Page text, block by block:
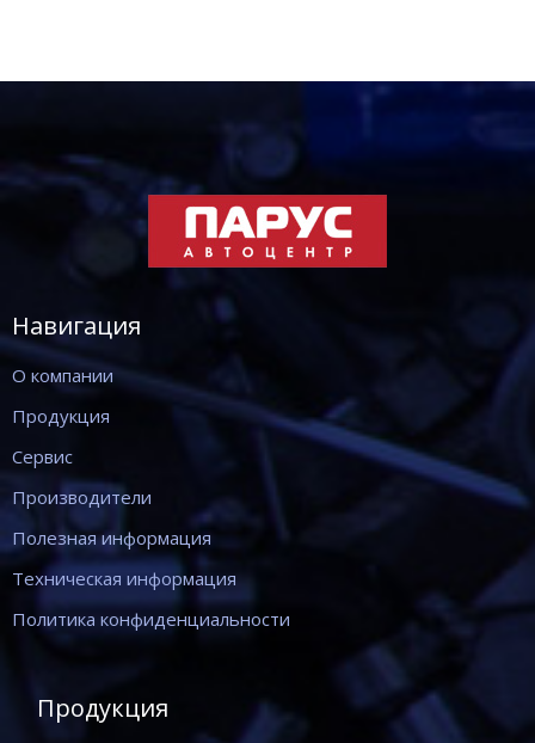
Навигация
О компании
Продукция
Сервис
Производители
Полезная информация
Техническая информация
Политика конфиденциальности
Продукция